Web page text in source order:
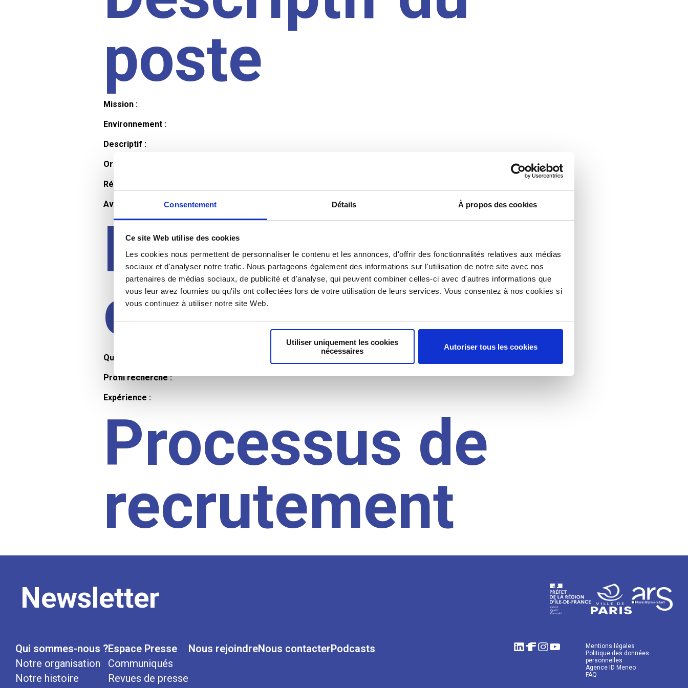
Consentement Détails À propos des cookies
Ce site Web utilise des cookies
Les cookies nous permettent de personnaliser le contenu et les annonces, d'offrir des fonctionnalités relatives aux médias
sociaux et d'analyser notre trafic. Nous partageons également des informations sur l'utilisation de notre site avec nos
partenaires de médias sociaux, de publicité et d'analyse, qui peuvent combiner celles-ci avec d'autres informations que
vous leur avez fournies ou qu'ils ont collectées lors de votre utilisation de leurs services. Vous consentez à nos cookies si
vous continuez à utiliser notre site Web.
Utiliser uniquement les cookies
nécessaires
Autoriser tous les cookies
poste
Mission :
Environnement :
Descriptif :
Organisation et horaires :
Rémunération :
Avantages :
Profil du
candidat
Qualifications et diplômes :
Profil recherché :
Expérience :
Processus de
recrutement
Newsletter
Qui sommes-nous ?
Notre organisation
Notre histoire
Espace Presse
Communiqués
Revues de presse
Nous rejoindreNous contacterPodcasts
Mentions légales
Politique des données
personnelles
Agence ID Meneo
FAQ